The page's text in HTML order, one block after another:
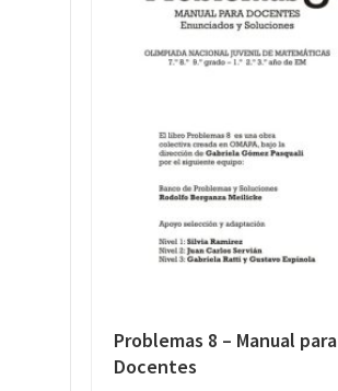
Problemas 8 – Manual para
Docentes